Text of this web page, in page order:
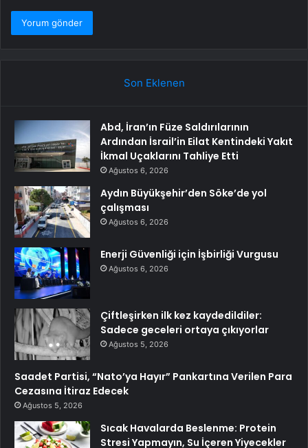
Son Eklenen
Abd, İran’ın Füze Saldırılarının
Ardından İsrail’in Eilat Kentindeki Yakıt
İkmal Uçaklarını Tahliye Etti
Ağustos 6, 2026
Aydın Büyükşehir’den Söke’de yol
çalışması
Ağustos 6, 2026
Enerji Güvenliği için İşbirliği Vurgusu
Ağustos 6, 2026
Çiftleşirken ilk kez kaydedildiler:
Sadece geceleri ortaya çıkıyorlar
Ağustos 5, 2026
Saadet Partisi, “Nato’ya Hayır” Pankartına Verilen Para
Cezasına İtiraz Edecek
Ağustos 5, 2026
Sıcak Havalarda Beslenme: Protein
Stresi Yapmayın, Su İçeren Yiyecekler